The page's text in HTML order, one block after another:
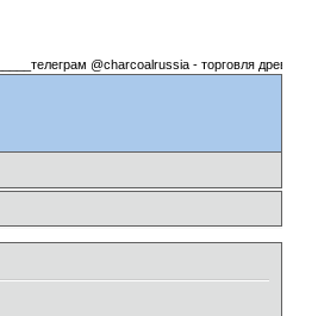
@charcoalrussia - торговля